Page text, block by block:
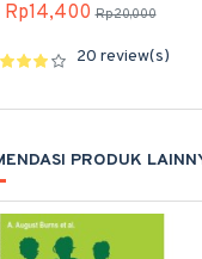
Rp14,400 Rp20,000
20 review(s)
PRODUK